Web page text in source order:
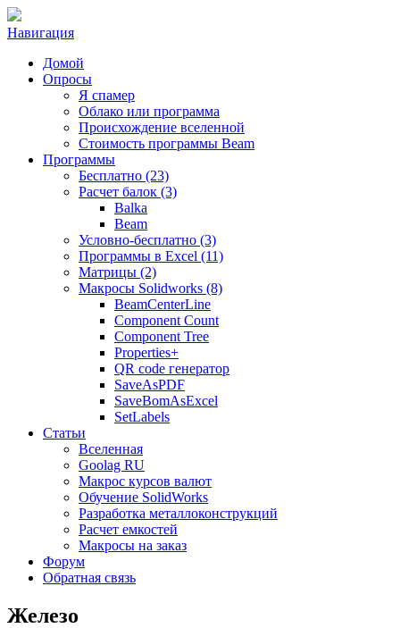
Навигация
Домой
Опросы
Я спамер
Облако или программа
Происхождение вселенной
Стоимость программы Beam
Программы
Бесплатно (23)
Расчет балок (3)
Balka
Beam
Условно-бесплатно (3)
Программы в Excel (11)
Матрицы (2)
Макросы Solidworks (8)
BeamCenterLine
Component Count
Component Tree
Properties+
QR code генератор
SaveAsPDF
SaveBomAsExcel
SetLabels
Статьи
Вселенная
Goolag RU
Макрос курсов валют
Обучение SolidWorks
Разработка металлоконструкций
Расчет емкостей
Макросы на заказ
Форум
Обратная связь
Железо